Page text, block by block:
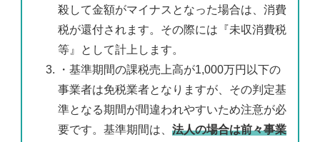
殺して金額がマイナスとなった場合は、消費
税が還付されます。その際には『未収消費税
等』として計上します。
・基準期間の課税売上高が1,000万円以下の
事業者は免税業者となりますが、その判定基
準となる期間が間違われやすいため注意が必
要です。基準期間は、法人の場合は前々事業